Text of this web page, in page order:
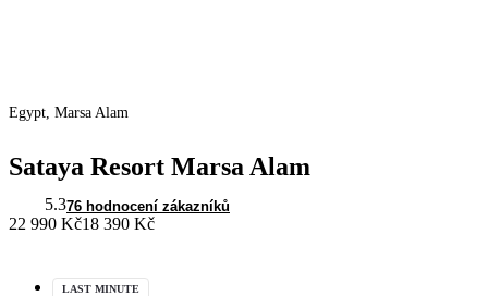
Egypt, Marsa Alam
Sataya Resort Marsa Alam
5.376 hodnocení zákazníků
22 990 Kč18 390 Kč
LAST MINUTE